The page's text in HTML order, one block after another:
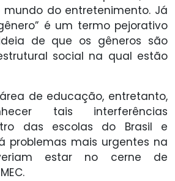
do entretenimento. Já
é um termo pejorativo
de que os gêneros são
social na qual estão
de educação, entretanto,
tais interferências
das escolas do Brasil e
problemas mais urgentes na
estar no cerne de